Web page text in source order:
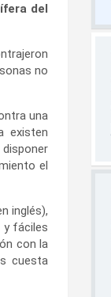
del
no
una
existen
el
inglés),
y fáciles
con la
cuesta